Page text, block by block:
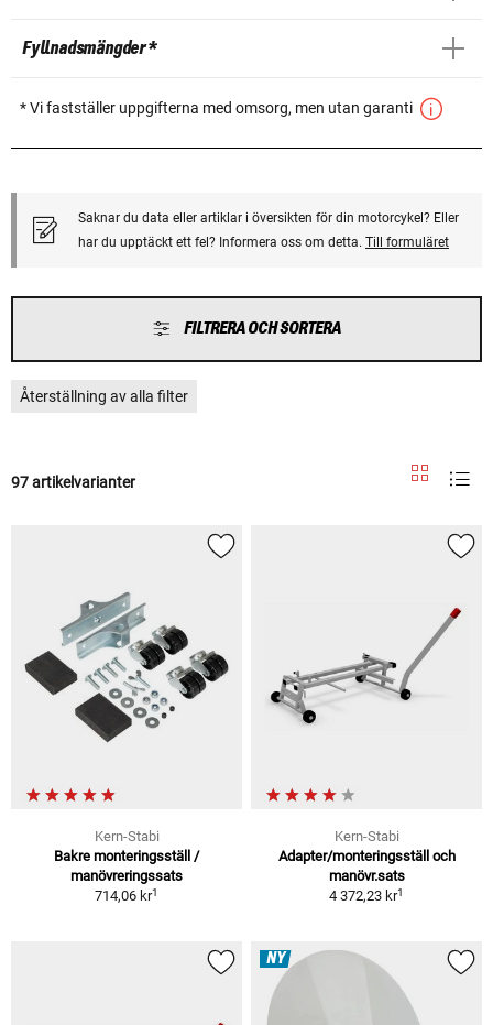
Fyllnadsmängder *
* Vi fastställer uppgifterna med omsorg, men utan garanti
Saknar du data eller artiklar i översikten för din motorcykel? Eller
har du upptäckt ett fel? Informera oss om detta. Till formuläret
FILTRERA OCH SORTERA
Återställning av alla filter
97 artikelvarianter
Kern-Stabi
Bakre monteringsställ /
manövreringssats
714,06 kr1
Kern-Stabi
Adapter/monteringsställ och
manövr.sats
4 372,23 kr1
NY